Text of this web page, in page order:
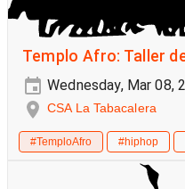
Templo Afro: Taller
Wednesday, Mar 08,
CSA La Tabacalera
#TemploAfro #hiphop